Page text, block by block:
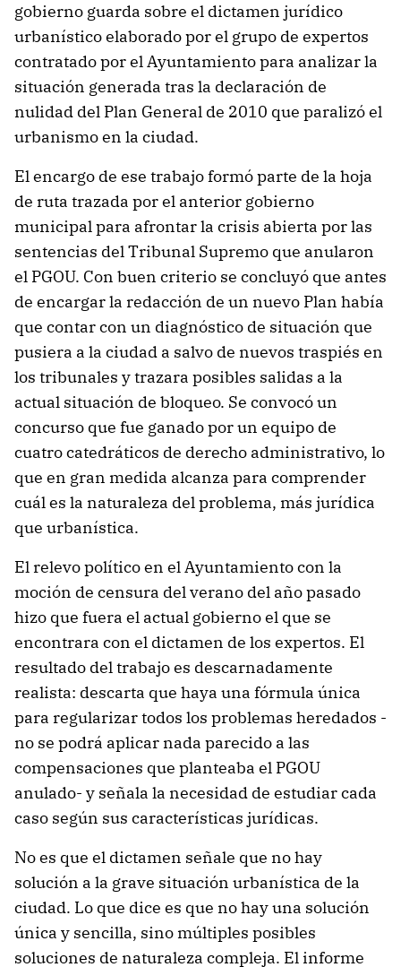
gobierno guarda sobre el dictamen jurídico
urbanístico elaborado por el grupo de expertos
contratado por el Ayuntamiento para analizar la
situación generada tras la declaración de
nulidad del Plan General de 2010 que paralizó el
urbanismo en la ciudad.
El encargo de ese trabajo formó parte de la hoja
de ruta trazada por el anterior gobierno
municipal para afrontar la crisis abierta por las
sentencias del Tribunal Supremo que anularon
el PGOU. Con buen criterio se concluyó que antes
de encargar la redacción de un nuevo Plan había
que contar con un diagnóstico de situación que
pusiera a la ciudad a salvo de nuevos traspiés en
los tribunales y trazara posibles salidas a la
actual situación de bloqueo. Se convocó un
concurso que fue ganado por un equipo de
cuatro catedráticos de derecho administrativo, lo
que en gran medida alcanza para comprender
cuál es la naturaleza del problema, más jurídica
que urbanística.
El relevo político en el Ayuntamiento con la
moción de censura del verano del año pasado
hizo que fuera el actual gobierno el que se
encontrara con el dictamen de los expertos. El
resultado del trabajo es descarnadamente
realista: descarta que haya una fórmula única
para regularizar todos los problemas heredados -
no se podrá aplicar nada parecido a las
compensaciones que planteaba el PGOU
anulado- y señala la necesidad de estudiar cada
caso según sus características jurídicas.
No es que el dictamen señale que no hay
solución a la grave situación urbanística de la
ciudad. Lo que dice es que no hay una solución
única y sencilla, sino múltiples posibles
soluciones de naturaleza compleja. El informe